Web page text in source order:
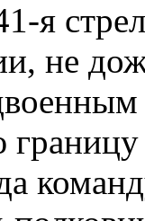
я
не